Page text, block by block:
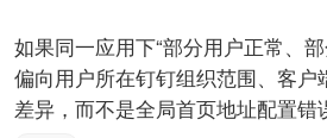
如果同一应用下“部分用户正常、
偏向用户所在钉钉组织范围、客户
差异，而不是全局首页地址配置错